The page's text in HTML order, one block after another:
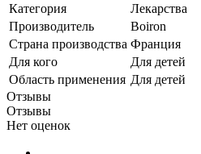
Категория
Лекарства
Производитель
Boiron
Страна производства Франция
Для кого
Для детей
Область применения Для детей
Отзывы
Отзывы
Нет оценок